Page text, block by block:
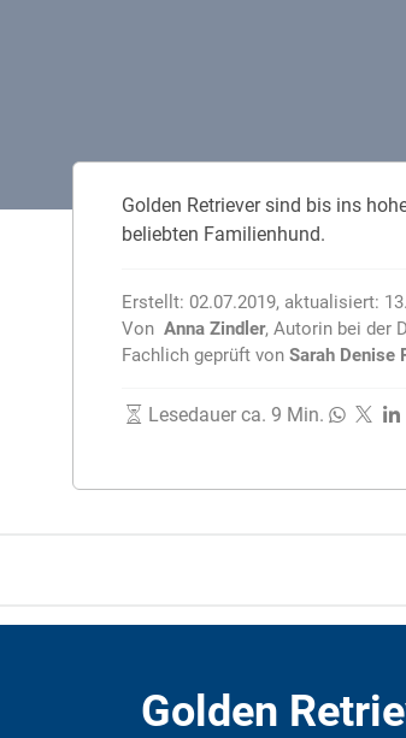
Würmer, Wurmkur &
Tierarztkosten für
Golden Retriever sind bis ins
beliebten Familienhund.
Erstellt: 02.07.2019, aktualisiert:
Von Anna Zindler, Autorin bei der
Fachlich geprüft von Sarah Denise
Lesedauer ca. 9 Min.
Golden